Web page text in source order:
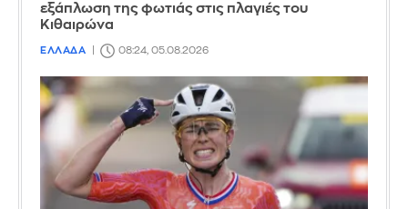
εξάπλωση της φωτιάς στις πλαγιές του
Κιθαιρώνα
ΕΛΛΑΔΑ 08:24, 05.08.2026